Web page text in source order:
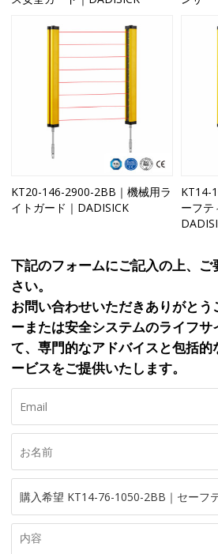
KT20-146-2900-2BB｜機械用ラ
イトガード｜DADISICK
KT14-
ーフテ
下記のフォームにご記入の上、
さい。
お問い合わせいただきありがと
ーまたは安全システムのライフサ
て、専門的なアドバイスと包括
ービスをご提供いたします。